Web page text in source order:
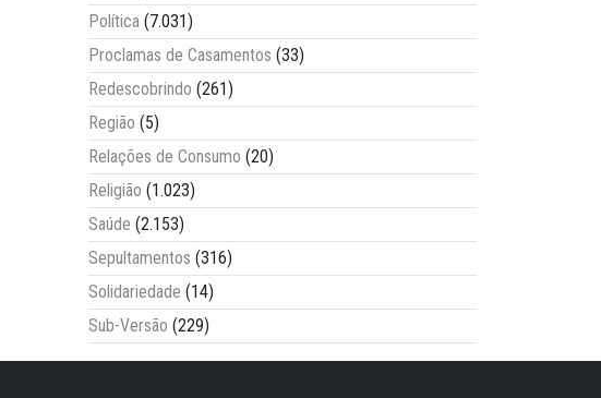
Política (7.031)
Proclamas de Casamentos (33)
Redescobrindo (261)
Região (5)
Relações de Consumo (20)
Religião (1.023)
Saúde (2.153)
Sepultamentos (316)
Solidariedade (14)
Sub-Versão (229)